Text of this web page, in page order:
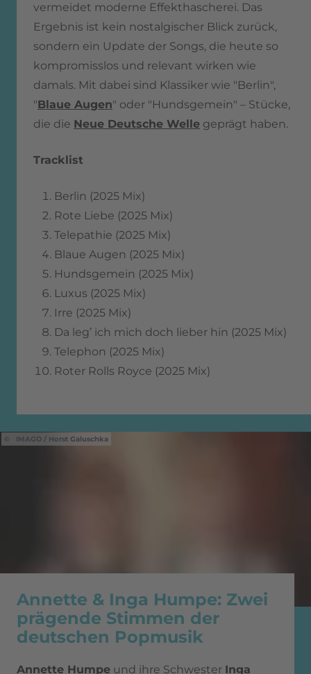
vermeidet moderne Effekthascherei. Das
Ergebnis ist kein nostalgischer Blick zurück,
sondern ein Update der Songs, die heute so
kompromisslos und relevant wirken wie
damals. Mit dabei sind Klassiker wie "Berlin",
"Blaue Augen" oder "Hundsgemein" – Stücke,
die die Neue Deutsche Welle geprägt haben.
Tracklist
Berlin (2025 Mix)
Rote Liebe (2025 Mix)
Telepathie (2025 Mix)
Blaue Augen (2025 Mix)
Hundsgemein (2025 Mix)
Luxus (2025 Mix)
Irre (2025 Mix)
Da leg’ ich mich doch lieber hin (2025 Mix)
Telephon (2025 Mix)
Roter Rolls Royce (2025 Mix)
IMAGO / Horst Galuschka
Annette & Inga Humpe: Zwei
prägende Stimmen der
deutschen Popmusik
Annette Humpe und ihre Schwester Inga